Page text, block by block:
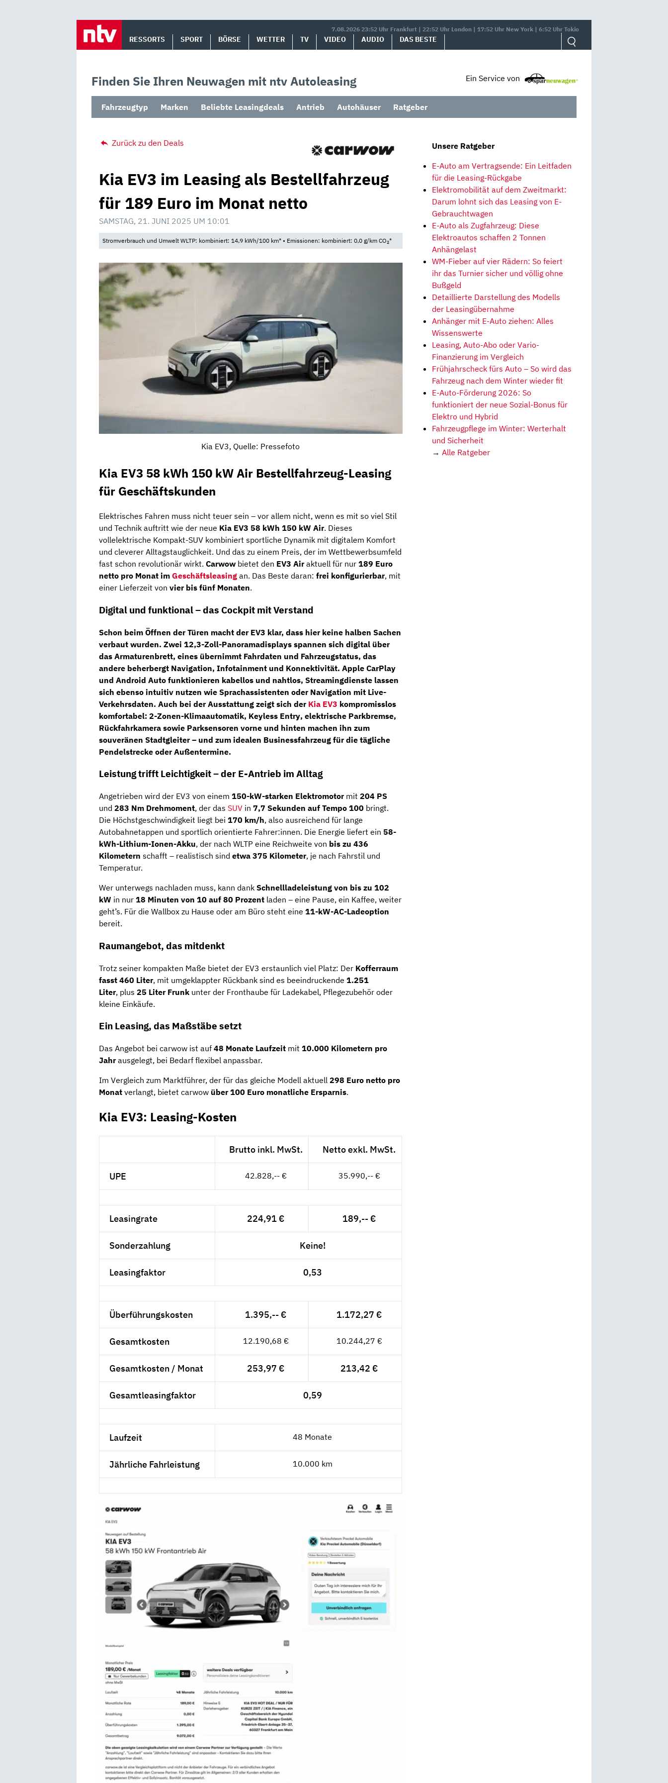
7.08.2026 23:52 Uhr Frankfurt | 22:52 Uhr London | 17:52 Uhr New York | 6:52 Uhr Tokio
RESSORTS SPORT BÖRSE WETTER TV VIDEO AUDIO DAS BESTE
Finden Sie Ihren Neuwagen mit ntv Autoleasing Ein Service von
Fahrzeugtyp Marken Beliebte Leasingdeals Antrieb Autohäuser Ratgeber
Zurück zu den Deals
Kia EV3 im Leasing als Bestellfahrzeug
für 189 Euro im Monat netto
SAMSTAG, 21. JUNI 2025 UM 10:01
Stromverbrauch und Umwelt WLTP: kombiniert: 14,9 kWh/100 km* • Emissionen: kombiniert: 0,0 g/km CO2*
Kia EV3, Quelle: Pressefoto
Kia EV3 58 kWh 150 kW Air Bestellfahrzeug-Leasing
für Geschäftskunden
Elektrisches Fahren muss nicht teuer sein – vor allem nicht, wenn es mit so viel Stil
und Technik auftritt wie der neue Kia EV3 58 kWh 150 kW Air. Dieses
vollelektrische Kompakt-SUV kombiniert sportliche Dynamik mit digitalem Komfort
und cleverer Alltagstauglichkeit. Und das zu einem Preis, der im Wettbewerbsumfeld
fast schon revolutionär wirkt. Carwow bietet den EV3 Airaktuell für nur 189 Euro
netto pro Monat im Geschäftsleasing an. Das Beste daran: frei konfigurierbar, mit
einer Lieferzeit von vier bis fünf Monaten.
Digital und funktional – das Cockpit mit Verstand
Schon beim Öffnen der Türen macht der EV3 klar, dass hier keine halben Sachen
verbaut wurden. Zwei 12,3-Zoll-Panoramadisplays spannen sich digital über
das Armaturenbrett, eines übernimmt Fahrdaten und Fahrzeugstatus, das
andere beherbergt Navigation, Infotainment und Konnektivität. Apple CarPlay
und Android Auto funktionieren kabellos und nahtlos, Streamingdienste lassen
sich ebenso intuitiv nutzen wie Sprachassistenten oder Navigation mit Live-
Verkehrsdaten. Auch bei der Ausstattung zeigt sich der Kia EV3 kompromisslos
komfortabel: 2-Zonen-Klimaautomatik, Keyless Entry, elektrische Parkbremse,
Rückfahrkamera sowie Parksensoren vorne und hinten machen ihn zum
souveränen Stadtgleiter – und zum idealen Businessfahrzeug für die tägliche
Pendelstrecke oder Außentermine.
Leistung trifft Leichtigkeit – der E-Antrieb im Alltag
Angetrieben wird der EV3 von einem 150-kW-starken Elektromotormit 204 PS
und 283 Nm Drehmoment, der das SUV in 7,7 Sekunden auf Tempo 100 bringt.
Die Höchstgeschwindigkeit liegt bei 170 km/h, also ausreichend für lange
Autobahnetappen und sportlich orientierte Fahrer:innen. Die Energie liefert ein 58-
kWh-Lithium-Ionen-Akku, der nach WLTP eine Reichweite von bis zu 436
Kilometern schafft – realistisch sind etwa 375 Kilometer, je nach Fahrstil und
Temperatur.
Wer unterwegs nachladen muss, kann dank Schnellladeleistung von bis zu 102
kW in nur 18 Minuten von 10 auf 80 Prozent laden – eine Pause, ein Kaffee, weiter
geht’s. Für die Wallbox zu Hause oder am Büro steht eine 11-kW-AC-Ladeoption
bereit.
Raumangebot, das mitdenkt
Trotz seiner kompakten Maße bietet der EV3 erstaunlich viel Platz: Der Kofferraum
fasst 460 Liter, mit umgeklappter Rückbank sind es beeindruckende 1.251
Liter, plus 25 Liter Frunk unter der Fronthaube für Ladekabel, Pflegezubehör oder
kleine Einkäufe.
Ein Leasing, das Maßstäbe setzt
Das Angebot bei carwow ist auf 48 Monate Laufzeit mit 10.000 Kilometern pro
Jahrausgelegt, bei Bedarf flexibel anpassbar.
Im Vergleich zum Marktführer, der für das gleiche Modell aktuell 298 Euro netto pro
Monat verlangt, bietet carwow über 100 Euro monatliche Ersparnis.
Kia EV3: Leasing-Kosten
Brutto inkl. MwSt. Netto exkl. MwSt.
UPE 42.828,-- € 35.990,-- €
Leasingrate 224,91 € 189,-- €
Sonderzahlung Keine!
Leasingfaktor 0,53
Überführungskosten 1.395,-- € 1.172,27 €
Gesamtkosten 12.190,68 € 10.244,27 €
Gesamtkosten / Monat 253,97 € 213,42 €
Gesamtleasingfaktor 0,59
Laufzeit 48 Monate
Jährliche Fahrleistung 10.000 km
Unsere Ratgeber
E-Auto am Vertragsende: Ein Leitfaden
für die Leasing-Rückgabe
Elektromobilität auf dem Zweitmarkt:
Darum lohnt sich das Leasing von E-
Gebrauchtwagen
E-Auto als Zugfahrzeug: Diese
Elektroautos schaffen 2 Tonnen
Anhängelast
WM-Fieber auf vier Rädern: So feiert
ihr das Turnier sicher und völlig ohne
Bußgeld
Detaillierte Darstellung des Modells
der Leasingübernahme
Anhänger mit E-Auto ziehen: Alles
Wissenswerte
Leasing, Auto-Abo oder Vario-
Finanzierung im Vergleich
Frühjahrscheck fürs Auto – So wird das
Fahrzeug nach dem Winter wieder fit
E-Auto-Förderung 2026: So
funktioniert der neue Sozial-Bonus für
Elektro und Hybrid
Fahrzeugpflege im Winter: Werterhalt
und Sicherheit
→ Alle Ratgeber